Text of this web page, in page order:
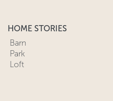
HOME STORIES
Barn
Park
Loft